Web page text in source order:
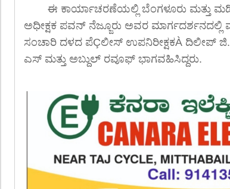
ಈ ಕಾರ್ಯಾಚರಣೆಯಲ್ಲಿ ಬೆಂಗಳೂರು ಮತ್ತು
ಅಧೀಕ್ಷಕ ಪವನ್ ನೆಜ್ಜೂರು ಅವರ
ಸಂಚಾರಿ ದಳದ ಪೆÇಲೀಸ್ ಉಪನಿರೀಕ್ಷಕÀ ದಿಲೀಪ್
ಎಸ್ ಮತ್ತು ಅಬ್ದುಲ್ ರವೂಫ್ ಭಾಗವಹಿಸಿದ್ದರು.